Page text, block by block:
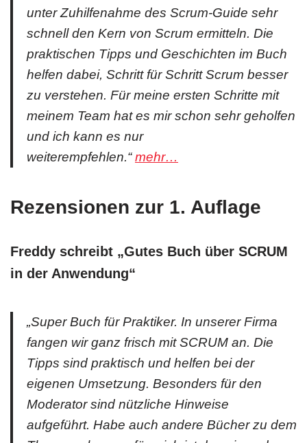
unter Zuhilfenahme des Scrum-Guide sehr
schnell den Kern von Scrum ermitteln. Die
praktischen Tipps und Geschichten im Buch
helfen dabei, Schritt für Schritt Scrum besser
zu verstehen. Für meine ersten Schritte mit
meinem Team hat es mir schon sehr geholfen
und ich kann es nur
weiterempfehlen.“mehr…
Rezensionen zur 1. Auflage
Freddy schreibt „Gutes Buch über SCRUM
in der Anwendung“
„Super Buch für Praktiker. In unserer Firma
fangen wir ganz frisch mit SCRUM an. Die
Tipps sind praktisch und helfen bei der
eigenen Umsetzung. Besonders für den
Moderator sind nützliche Hinweise
aufgeführt. Habe auch andere Bücher zu dem